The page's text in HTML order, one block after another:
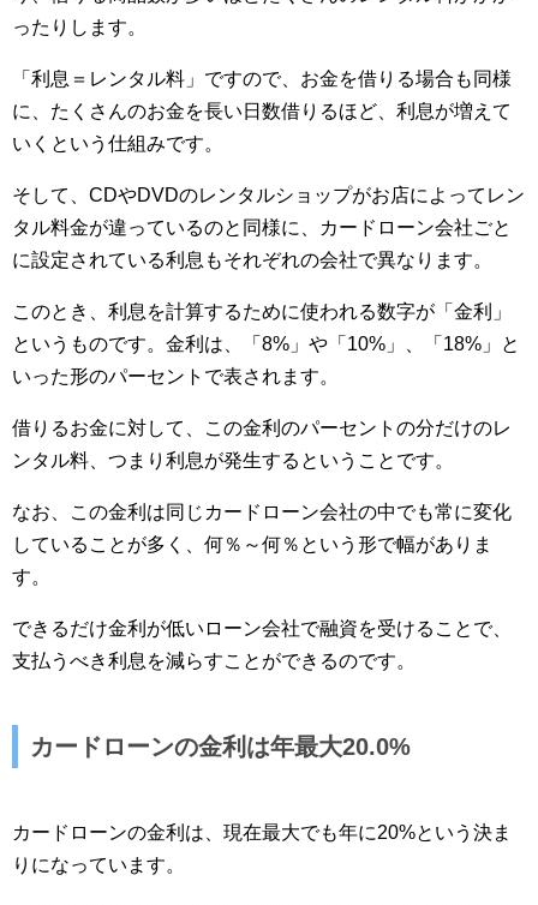
ったりします。
「利息＝レンタル料」ですので、お金を借りる場合も同様
に、たくさんのお金を長い日数借りるほど、利息が増えて
いくという仕組みです。
そして、CDやDVDのレンタルショップがお店によってレン
タル料金が違っているのと同様に、カードローン会社ごと
に設定されている利息もそれぞれの会社で異なります。
このとき、利息を計算するために使われる数字が「金利」
というものです。金利は、「8%」や「10%」、「18%」と
いった形のパーセントで表されます。
借りるお金に対して、この金利のパーセントの分だけのレ
ンタル料、つまり利息が発生するということです。
なお、この金利は同じカードローン会社の中でも常に変化
していることが多く、何％～何％という形で幅がありま
す。
できるだけ金利が低いローン会社で融資を受けることで、
支払うべき利息を減らすことができるのです。
カードローンの金利は年最大20.0%
カードローンの金利は、現在最大でも年に20%という決ま
りになっています。